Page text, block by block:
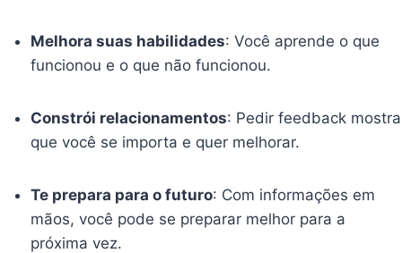
Melhora suas habilidades: Você aprende o que
funcionou e o que não funcionou.
Constrói relacionamentos: Pedir feedback mostra
que você se importa e quer melhorar.
Te prepara para o futuro: Com informações em
mãos, você pode se preparar melhor para a
próxima vez.